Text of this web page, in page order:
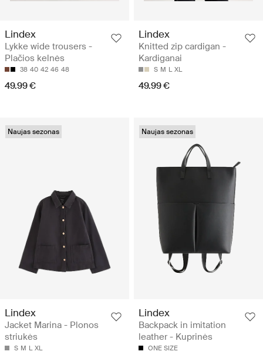
Lindex
Lykke wide trousers -
Plačios kelnės
38 40 42 46 48
49.99 €
Lindex
Knitted zip cardigan -
Kardiganai
S M L XL
49.99 €
Naujas sezonas
Lindex
Jacket Marina - Plonos
striukės
S M L XL
Naujas sezonas
Lindex
Backpack in imitation
leather - Kuprinės
ONE SIZE